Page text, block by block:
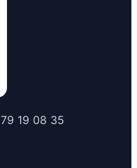
19 08 35